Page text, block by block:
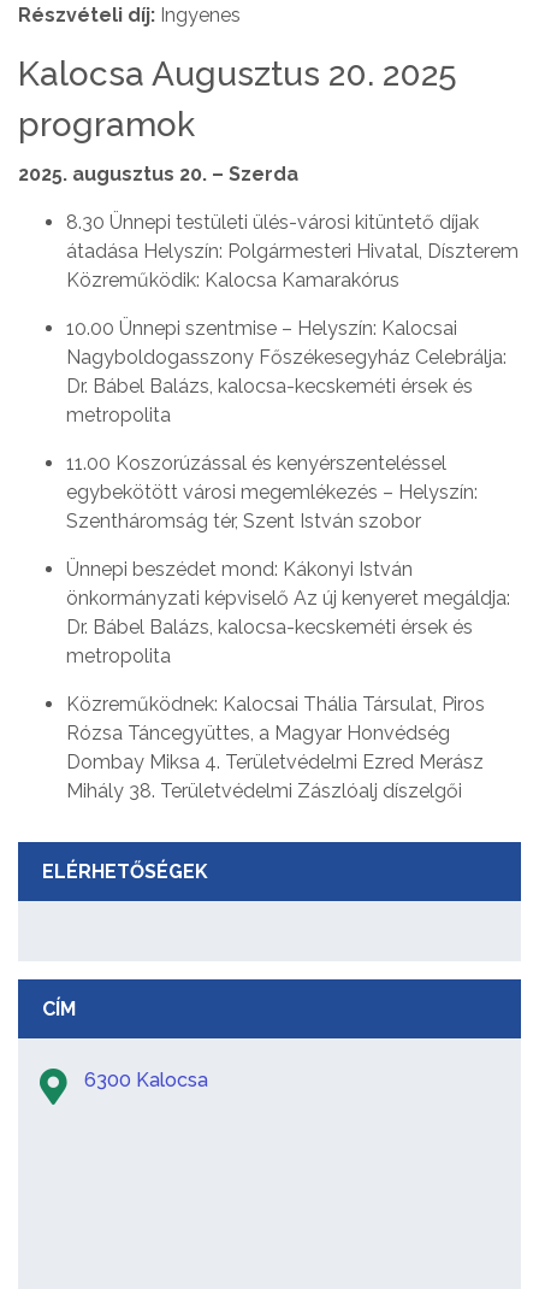
Részvételi díj: Ingyenes
Kalocsa Augusztus 20. 2025
programok
2025. augusztus 20. – Szerda
8.30 Ünnepi testületi ülés-városi kitüntető díjak
átadása Helyszín: Polgármesteri Hivatal, Díszterem
Közreműködik: Kalocsa Kamarakórus
10.00 Ünnepi szentmise – Helyszín: Kalocsai
Nagyboldogasszony Főszékesegyház Celebrálja:
Dr. Bábel Balázs, kalocsa-kecskeméti érsek és
metropolita
11.00 Koszorúzással és kenyérszenteléssel
egybekötött városi megemlékezés – Helyszín:
Szentháromság tér, Szent István szobor
Ünnepi beszédet mond: Kákonyi István
önkormányzati képviselő Az új kenyeret megáldja:
Dr. Bábel Balázs, kalocsa-kecskeméti érsek és
metropolita
Közreműködnek: Kalocsai Thália Társulat, Piros
Rózsa Táncegyüttes, a Magyar Honvédség
Dombay Miksa 4. Területvédelmi Ezred Merász
Mihály 38. Területvédelmi Zászlóalj díszelgői
ELÉRHETŐSÉGEK
CÍM
6300 Kalocsa